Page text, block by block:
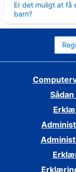
Er det muligt at få
barn?